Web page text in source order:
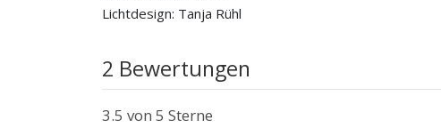
Lichtdesign: Tanja Rühl
2 Bewertungen
3.5 von 5 Sterne